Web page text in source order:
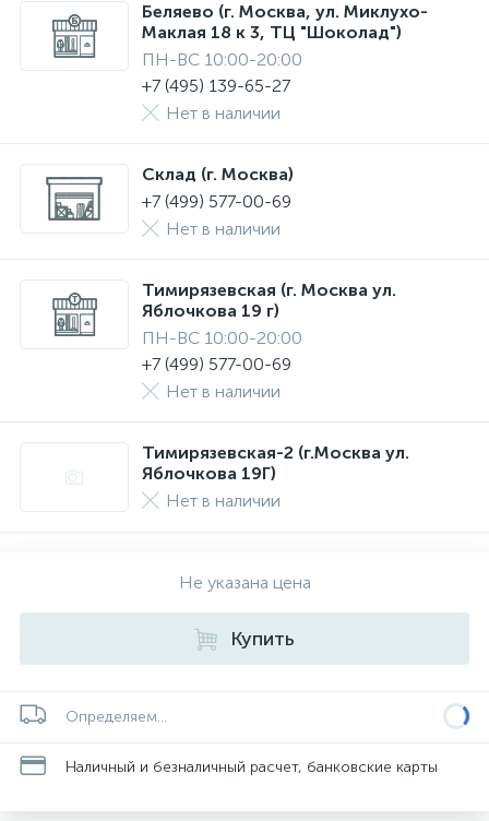
Беляево (г. Москва, ул. Миклухо-
Маклая 18 к 3, ТЦ "Шоколад")
ПН-ВС 10:00-20:00
+7 (495) 139-65-27
Нет в наличии
Склад (г. Москва)
+7 (499) 577-00-69
Нет в наличии
Тимирязевская (г. Москва ул.
Яблочкова 19 г)
ПН-ВС 10:00-20:00
+7 (499) 577-00-69
Нет в наличии
Тимирязевская-2 (г.Москва ул.
Яблочкова 19Г)
Нет в наличии
Не указана цена
Купить
Определяем...
Наличный и безналичный расчет, банковские карты